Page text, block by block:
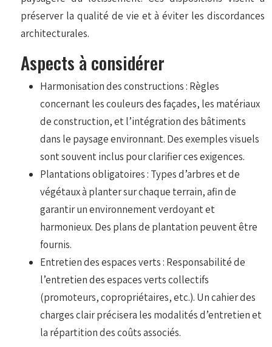
préserver la qualité de vie et à éviter les discordances
architecturales.
Aspects à considérer
Harmonisation des constructions : Règles
concernant les couleurs des façades, les matériaux
de construction, et l’intégration des bâtiments
dans le paysage environnant. Des exemples visuels
sont souvent inclus pour clarifier ces exigences.
Plantations obligatoires : Types d’arbres et de
végétaux à planter sur chaque terrain, afin de
garantir un environnement verdoyant et
harmonieux. Des plans de plantation peuvent être
fournis.
Entretien des espaces verts : Responsabilité de
l’entretien des espaces verts collectifs
(promoteurs, copropriétaires, etc.). Un cahier des
charges clair précisera les modalités d’entretien et
la répartition des coûts associés.